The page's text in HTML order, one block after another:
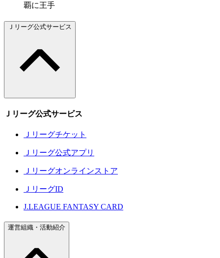
覇に王手
Ｊリーグ公式サービス
Ｊリーグ公式サービス
Ｊリーグチケット
Ｊリーグ公式アプリ
Ｊリーグオンラインストア
ＪリーグID
J.LEAGUE FANTASY CARD
運営組織・活動紹介